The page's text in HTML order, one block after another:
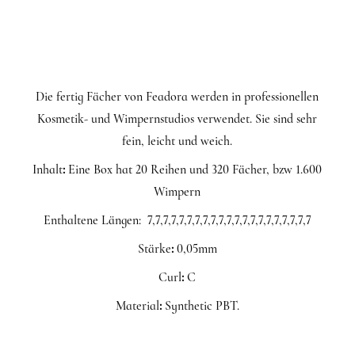
Die fertig Fächer von Feadora werden in professionellen
Kosmetik- und Wimpernstudios verwendet. Sie sind sehr
fein, leicht und weich.
Inhalt: Eine Box hat 20 Reihen und 320 Fächer, bzw 1.600
Wimpern
Enthaltene Längen: 7,7,7,7,7,7,7,7,7,7,7,7,7,7,7,7,7,7,7,7,7
Stärke:0,05mm
Curl: C
Material:Synthetic PBT.